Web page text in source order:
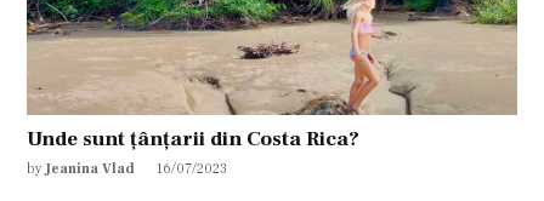
Unde sunt țânțarii din Costa Rica?
by Jeanina Vlad 16/07/2023